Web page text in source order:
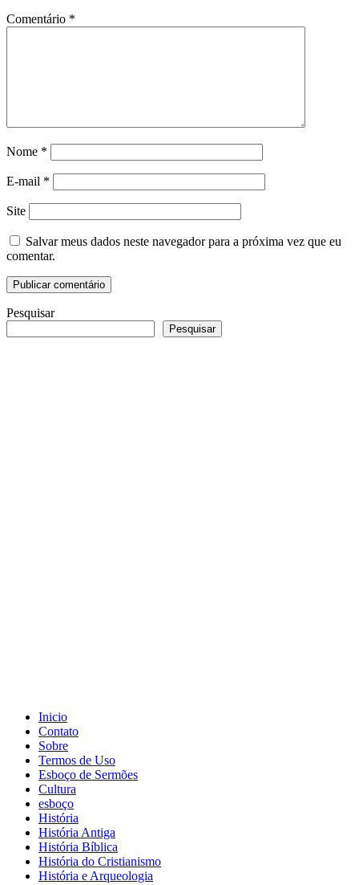
Comentário *
Nome *
E-mail *
Site
Salvar meus dados neste navegador para a próxima vez que eu
comentar.
Pesquisar
Pesquisar
Inicio
Contato
Sobre
Termos de Uso
Esboço de Sermões
Cultura
esboço
História
História Antiga
História Bíblica
História do Cristianismo
História e Arqueologia